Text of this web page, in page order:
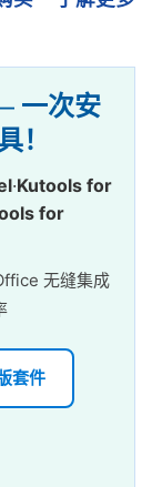
一次安
！
·Kutools for
for
无缝集成
套件